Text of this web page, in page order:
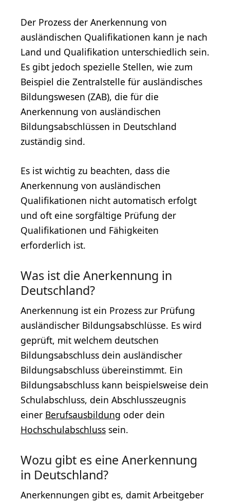
Der Prozess der Anerkennung von
ausländischen Qualifikationen kann je nach
Land und Qualifikation unterschiedlich sein.
Es gibt jedoch spezielle Stellen, wie zum
Beispiel die Zentralstelle für ausländisches
Bildungswesen (ZAB), die für die
Anerkennung von ausländischen
Bildungsabschlüssen in Deutschland
zuständig sind.
Es ist wichtig zu beachten, dass die
Anerkennung von ausländischen
Qualifikationen nicht automatisch erfolgt
und oft eine sorgfältige Prüfung der
Qualifikationen und Fähigkeiten
erforderlich ist.
Was ist die Anerkennung in
Deutschland?
Anerkennung ist ein Prozess zur Prüfung
ausländischer Bildungsabschlüsse. Es wird
geprüft, mit welchem deutschen
Bildungsabschluss dein ausländischer
Bildungsabschluss übereinstimmt. Ein
Bildungsabschluss kann beispielsweise dein
Schulabschluss, dein Abschlusszeugnis
einer Berufsausbildung oder dein
Hochschulabschluss sein.
Wozu gibt es eine Anerkennung
in Deutschland?
Anerkennungen gibt es, damit Arbeitgeber